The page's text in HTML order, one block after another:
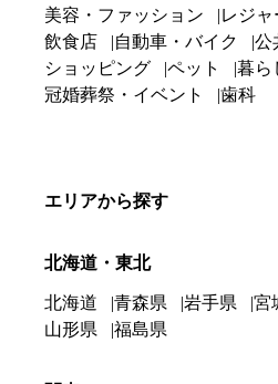
美容・ファッション
レジ
飲食店
自動車・バイク
公
ショッピング
ペット
暮ら
冠婚葬祭・イベント
歯科
エリアから探す
北海道・東北
北海道 青森県 岩手県 宮
山形県
福島県